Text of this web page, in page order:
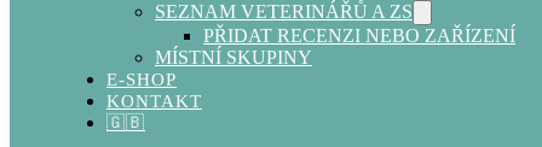
SEZNAM VETERINÁŘŮ A ZS
PŘIDAT RECENZI NEBO ZAŘÍZENÍ
MÍSTNÍ SKUPINY
E-SHOP
KONTAKT
🇬🇧